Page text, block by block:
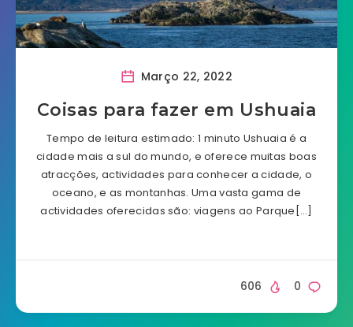
Março 22, 2022
Coisas para fazer em Ushuaia
Tempo de leitura estimado: 1 minuto Ushuaia é a
cidade mais a sul do mundo, e oferece muitas boas
atracções, actividades para conhecer a cidade, o
oceano, e as montanhas. Uma vasta gama de
actividades oferecidas são: viagens ao Parque[…]
0
606